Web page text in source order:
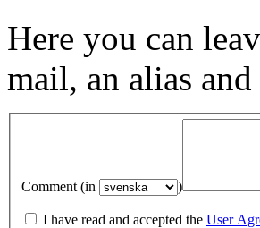
Here you can
mail, an alias
Comment (in )
I have read and accepted the User